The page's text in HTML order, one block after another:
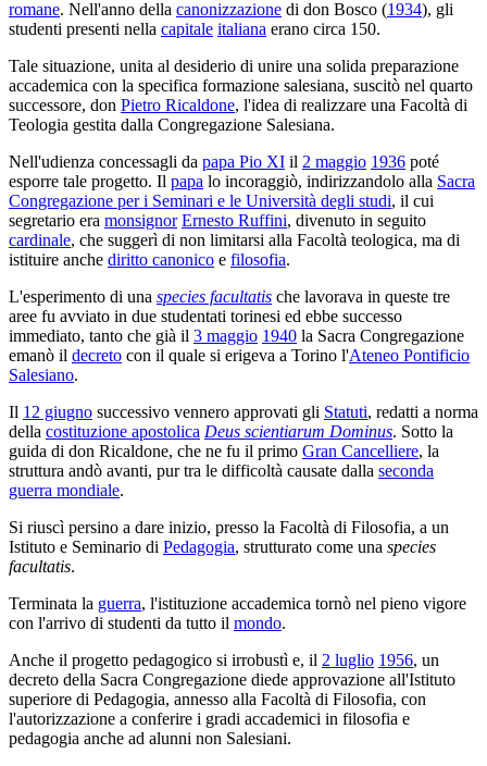
romane. Nell'anno della canonizzazione di don Bosco (1934), gli
studenti presenti nella capitale italiana erano circa 150.
Tale situazione, unita al desiderio di unire una solida preparazione
accademica con la specifica formazione salesiana, suscitò nel quarto
successore, don Pietro Ricaldone, l'idea di realizzare una Facoltà di
Teologia gestita dalla Congregazione Salesiana.
Nell'udienza concessagli da papa Pio XI il 2 maggio 1936 poté
esporre tale progetto. Il papa lo incoraggiò, indirizzandolo alla Sacra
Congregazione per i Seminari e le Università degli studi, il cui
segretario era monsignor Ernesto Ruffini, divenuto in seguito
cardinale, che suggerì di non limitarsi alla Facoltà teologica, ma di
istituire anche diritto canonico e filosofia.
L'esperimento di una species facultatis che lavorava in queste tre
aree fu avviato in due studentati torinesi ed ebbe successo
immediato, tanto che già il 3 maggio 1940 la Sacra Congregazione
emanò il decreto con il quale si erigeva a Torino l'Ateneo Pontificio
Salesiano.
Il 12 giugno successivo vennero approvati gli Statuti, redatti a norma
della costituzione apostolica Deus scientiarum Dominus. Sotto la
guida di don Ricaldone, che ne fu il primo Gran Cancelliere, la
struttura andò avanti, pur tra le difficoltà causate dalla seconda
guerra mondiale.
Si riuscì persino a dare inizio, presso la Facoltà di Filosofia, a un
Istituto e Seminario di Pedagogia, strutturato come una species
facultatis.
Terminata la guerra, l'istituzione accademica tornò nel pieno vigore
con l'arrivo di studenti da tutto il mondo.
Anche il progetto pedagogico si irrobustì e, il 2 luglio 1956, un
decreto della Sacra Congrega­zione diede approvazione all'Istituto
superiore di Pedagogia, annesso alla Facoltà di Filosofia, con
l'autorizzazione a conferire i gradi accademici in filosofia e
pedagogia anche ad alunni non Salesiani.